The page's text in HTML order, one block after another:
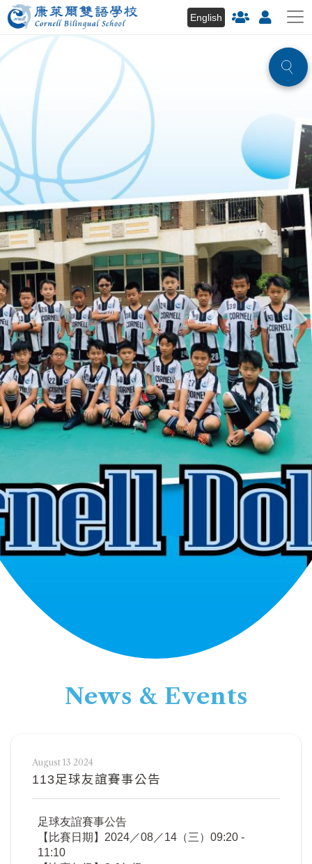
News & Events
August 13 2024
113足球友誼賽事公告
足球友誼賽事公告
【比賽日期】2024／08／14（三）09:20 -
11:10